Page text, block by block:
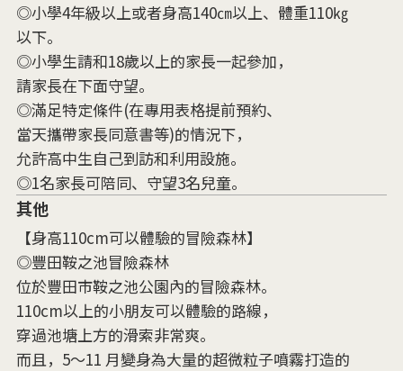
◎小學4年級以上或者身高140㎝以上、體重110㎏
以下。
◎小學生請和18歲以上的家長一起參加，
請家長在下面守望。
◎滿足特定條件(在專用表格提前預約、
當天攜帶家長同意書等)的情況下，
允許高中生自己到訪和利用設施。
◎1名家長可陪同、守望3名兒童。
其他
【身高110cm可以體驗的冒險森林】
◎豐田鞍之池冒險森林
位於豐田市鞍之池公園內的冒險森林。
110cm以上的小朋友可以體驗的路線，
穿過池塘上方的滑索非常爽。
而且，5～11 月變身為大量的超微粒子噴霧打造的